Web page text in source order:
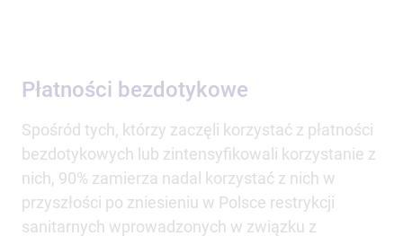
Płatności bezdotykowe
Spośród tych, którzy zaczęli korzystać z płatności
bezdotykowych lub zintensyfikowali korzystanie z
nich, 90% zamierza nadal korzystać z nich w
przyszłości po zniesieniu w Polsce restrykcji
sanitarnych wprowadzonych w związku z